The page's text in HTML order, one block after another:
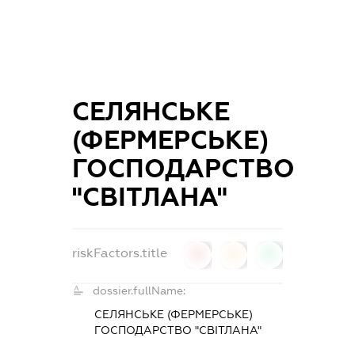
СЕЛЯНСЬКЕ
(ФЕРМЕРСЬКЕ)
ГОСПОДАРСТВО
"СВІТЛАНА"
riskFactors.title
dossier.fullName:
СЕЛЯНСЬКЕ (ФЕРМЕРСЬКЕ)
ГОСПОДАРСТВО "СВІТЛАНА"